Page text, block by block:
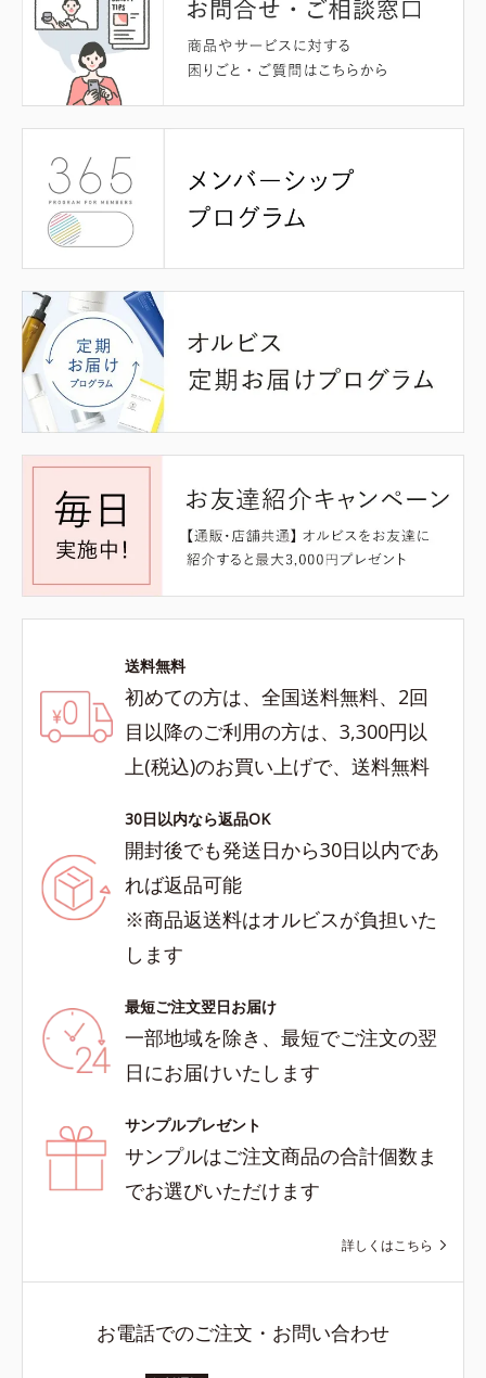
送料無料
初めての方は、全国送料無料、2回
目以降のご利用の方は、3,300円以
上(税込)のお買い上げで、送料無料
30日以内なら返品OK
開封後でも発送日から30日以内であ
れば返品可能
※商品返送料はオルビスが負担いた
します
最短ご注文翌日お届け
一部地域を除き、最短でご注文の翌
日にお届けいたします
サンプルプレゼント
サンプルはご注文商品の合計個数ま
でお選びいただけます
詳しくはこちら
お電話でのご注文・お問い合わせ